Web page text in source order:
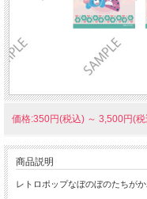
価格:350円(税込) ～ 3,500円(税
商品説明
レトロポップなぼのぼのたちが